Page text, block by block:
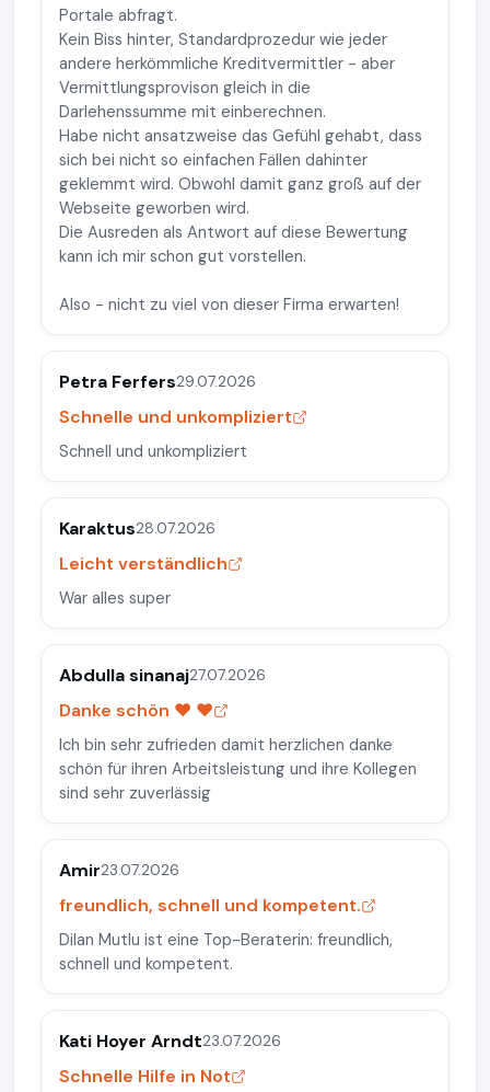
Portale abfragt.
Kein Biss hinter, Standardprozedur wie jeder
andere herkömmliche Kreditvermittler - aber
Vermittlungsprovison gleich in die
Darlehenssumme mit einberechnen.
Habe nicht ansatzweise das Gefühl gehabt, dass
sich bei nicht so einfachen Fällen dahinter
geklemmt wird. Obwohl damit ganz groß auf der
Webseite geworben wird.
Die Ausreden als Antwort auf diese Bewertung
kann ich mir schon gut vorstellen.
Also - nicht zu viel von dieser Firma erwarten!
Petra Ferfers29.07.2026
Schnelle und unkompliziert
Schnell und unkompliziert
Karaktus28.07.2026
Leicht verständlich
War alles super
Abdulla sinanaj27.07.2026
Danke schön ❤️ ❤️
Ich bin sehr zufrieden damit herzlichen danke
schön für ihren Arbeitsleistung und ihre Kollegen
sind sehr zuverlässig
Amir23.07.2026
freundlich, schnell und kompetent.
Dilan Mutlu ist eine Top-Beraterin: freundlich,
schnell und kompetent.
Kati Hoyer Arndt23.07.2026
Schnelle Hilfe in Not